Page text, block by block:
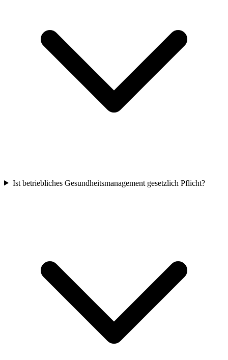
Ist betriebliches Gesundheitsmanagement gesetzlich Pflicht?